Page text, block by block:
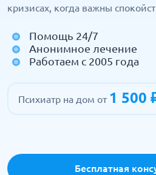
кризисах, когда важны
Помощь 24/7
Анонимное лечение
Работаем с 2005 года
Психиатр на дом от 1 500
Бесплатная